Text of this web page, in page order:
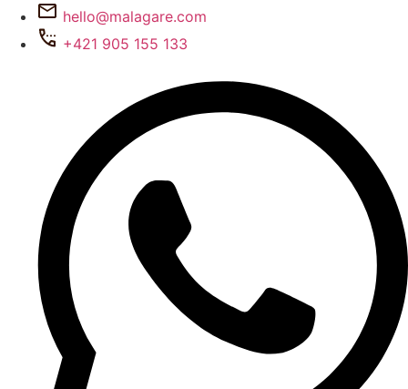
hello@malagare.com
+421 905 155 133